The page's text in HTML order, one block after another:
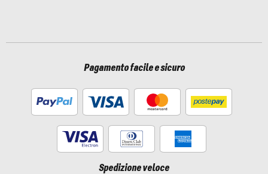
Pagamento facile e sicuro
Spedizione veloce